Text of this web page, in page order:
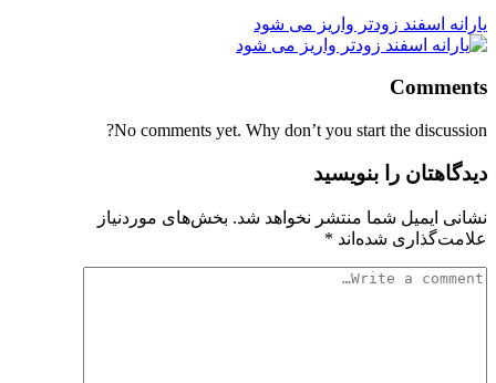
یارانه اسفند زودتر واریز می شود
Comments
No comments yet. Why don’t you start the discussion?
دیدگاهتان را بنویسید
نشانی ایمیل شما منتشر نخواهد شد. بخش‌های موردنیاز
علامت‌گذاری شده‌اند *